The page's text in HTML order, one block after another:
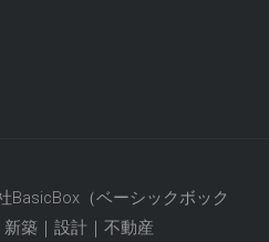
BasicBox（ベーシックボック
築｜設計｜不動産